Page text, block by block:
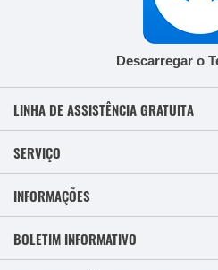
Descarregar o
LINHA DE ASSISTÊNCIA GRATUITA
SERVIÇO
INFORMAÇÕES
BOLETIM INFORMATIVO